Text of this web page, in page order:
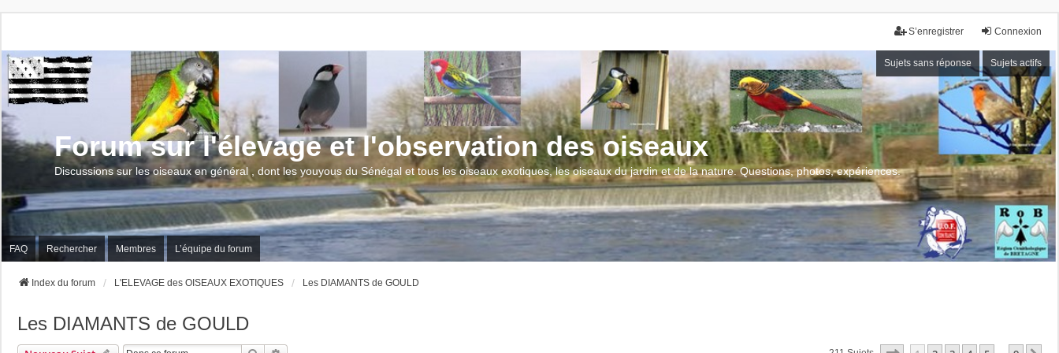
Connexion
S’enregistrer
Sujets sans réponse Sujets actifs
Forum sur l'élevage et l'observation des oiseaux
Discussions sur les oiseaux en général , dont les youyous du Sénégal et tous les oiseaux exotiques, les oiseaux du jardin et de la nature. Questions, photos, expériences.
FAQ Rechercher Membres L’équipe du forum
Index du forum L'ELEVAGE des OISEAUX EXOTIQUES Les DIAMANTS de GOULD
Les DIAMANTS de GOULD